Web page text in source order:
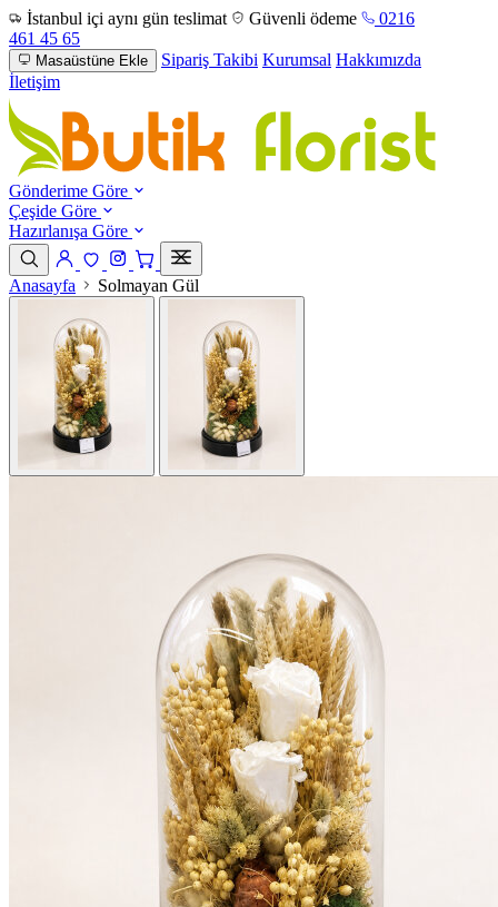
İstanbul içi aynı gün teslimat Güvenli ödeme
0216
461 45 65
Masaüstüne Ekle Sipariş Takibi Kurumsal Hakkımızda
İletişim
Gönderime Göre
Çeşide Göre
Hazırlanışa Göre
Anasayfa Solmayan Gül